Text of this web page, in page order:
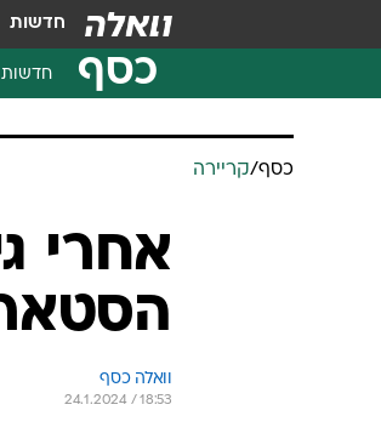
חדשות
כסף חדשות